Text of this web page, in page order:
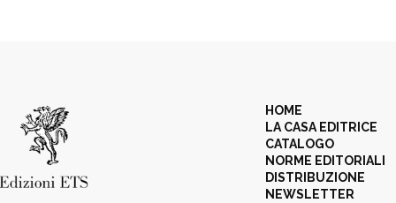
HOME
LA CASA EDITRICE
CATALOGO
NORME EDITORIALI
DISTRIBUZIONE
NEWSLETTER